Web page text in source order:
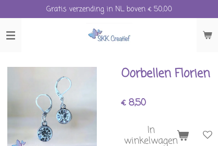
direct
naar
de
Gratis verzending in NL boven € 50,00
Oorbellen Florien
€ 8,50
In
winkelwagen